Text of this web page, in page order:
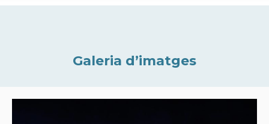
Galeria d’imatges